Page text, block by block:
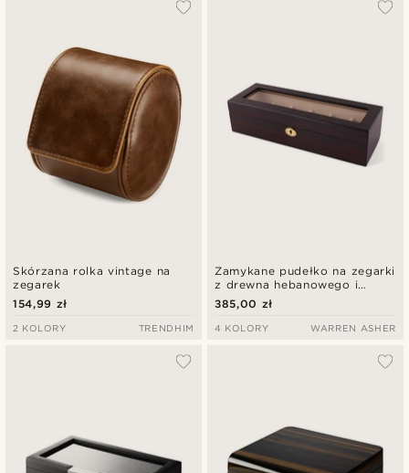
Skórzana rolka vintage na
zegarek
154,99 zł
2 KOLORY TRENDHIM
Zamykane pudełko na zegarki
z drewna hebanowego i
detalami w złotym tonie - 6
zegarków
385,00 zł
4 KOLORY WARREN ASHER